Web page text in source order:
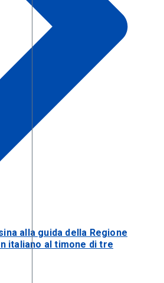
alla guida della Regione
italiano al timone di tre